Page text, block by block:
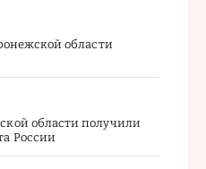
области
области получили
России